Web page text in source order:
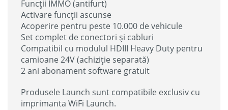
Funcții IMMO (antifurt)
Activare funcții ascunse
Acoperire pentru peste 10.000 de vehicule
Set complet de conectori și cabluri
Compatibil cu modulul HDIII Heavy Duty pentru
camioane 24V (achiziție separată)
2 ani abonament software gratuit
Produsele Launch sunt compatibile exclusiv cu
imprimanta WiFi Launch.